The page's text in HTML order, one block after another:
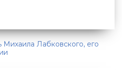
Лабковского, его